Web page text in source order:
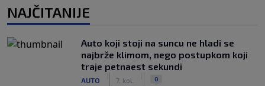
NAJČITANIJE
Auto koji stoji na suncu ne hladi se
najbrže klimom, nego postupkom koji
traje petnaest sekundi
AUTO 7. kol. 0